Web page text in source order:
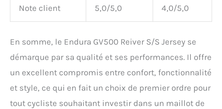
Note client 5,0/5,0 4,0/5,0
En somme, le Endura GV500 Reiver S/S Jersey se
démarque par sa qualité et ses performances. Il offre
un excellent compromis entre confort, fonctionnalité
et style, ce qui en fait un choix de premier ordre pour
tout cycliste souhaitant investir dans un maillot de